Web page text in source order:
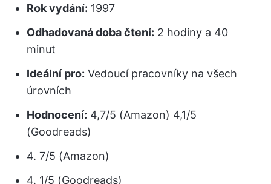
Rok vydání: 1997
Odhadovaná doba čtení: 2 hodiny a 40
minut
Ideální pro: Vedoucí pracovníky na všech
úrovních
Hodnocení: 4,7/5 (Amazon) 4,1/5
(Goodreads)
4. 7/5 (Amazon)
4. 1/5 (Goodreads)